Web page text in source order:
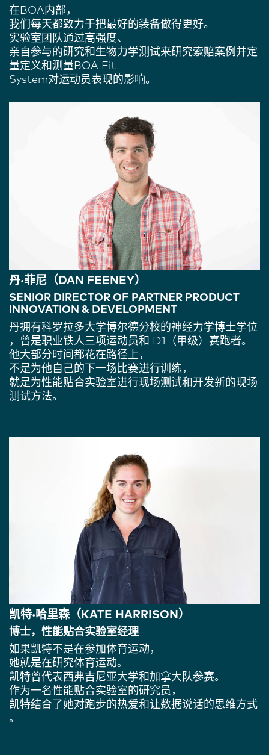
在 BOA内部，
我们每天都致力于把最好的装备做得更好。
实验室团队通过高强度、
亲自参与的研究和生物力学测试来研究索赔案例并定
量定义和测量 BOA Fit
System对运动员表现的影响。
丹·菲尼（DAN FEENEY）
SENIOR DIRECTOR OF PARTNER PRODUCT
INNOVATION & DEVELOPMENT
丹拥有科罗拉多大学博尔德分校的神经力学博士学位
，曾是职业铁人三项运动员和 D1（甲级）赛跑者。
他大部分时间都花在路径上，
不是为他自己的下一场比赛进行训练，
就是为性能贴合实验室进行现场测试和开发新的现场
测试方法。
凯特·哈里森（KATE HARRISON）
博士，性能贴合实验室经理
如果凯特不是在参加体育运动，
她就是在研究体育运动。
凯特曾代表西弗吉尼亚大学和加拿大队参赛。
作为一名性能贴合实验室的研究员，
凯特结合了她对跑步的热爱和让数据说话的思维方式
。